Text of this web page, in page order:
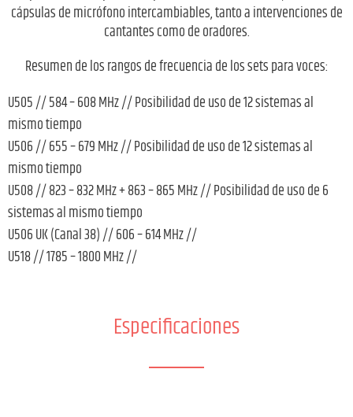
cápsulas de micrófono intercambiables, tanto a intervenciones de
cantantes como de oradores.
Resumen de los rangos de frecuencia de los sets para voces:
U505 // 584 – 608 MHz // Posibilidad de uso de 12 sistemas al
mismo tiempo
U506 // 655 – 679 MHz // Posibilidad de uso de 12 sistemas al
mismo tiempo
U508 // 823 – 832 MHz + 863 – 865 MHz // Posibilidad de uso de 6
sistemas al mismo tiempo
U506 UK (Canal 38) // 606 – 614 MHz //
U518 // 1785 – 1800 MHz //
Especificaciones